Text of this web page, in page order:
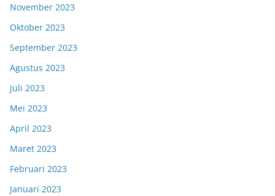
November 2023
Oktober 2023
September 2023
Agustus 2023
Juli 2023
Mei 2023
April 2023
Maret 2023
Februari 2023
Januari 2023